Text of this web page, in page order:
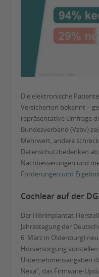
Die elektronische
Versicherten bekannt –
repräsentative Umfrage
Bundesverband (Vzbv)
Mehrwert, andere
Datenschutzbedenken
Nachbesserungen und
Forderungen und
Cochlear auf der
Der Hörimplantat-
Jahrestagung der
6. März in Oldenburg)
Hörversorgung
Unternehmensangaben
Nexa“, das Firmware-